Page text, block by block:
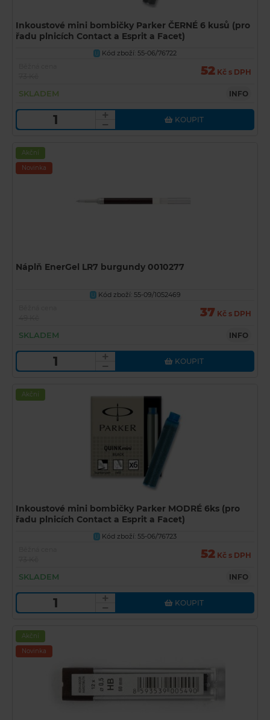
Inkoustové mini bombičky Parker ČERNÉ 6 kusů (pro
řadu plnicích Contact a Esprit a Facet)
U
Kód zboží: 55-06/76722
52 Kč s DPH
SKLADEM INFO
KOUPIT
Akční
Novinka
Náplň EnerGel LR7 burgundy 0010277
U Kód zboží: 55-09/1052469
37 Kč s DPH
SKLADEM INFO
KOUPIT
Akční
Inkoustové mini bombičky Parker MODRÉ 6ks (pro
řadu plnicích Contact a Esprit a Facet)
U
Kód zboží: 55-06/76723
52 Kč s DPH
SKLADEM INFO
KOUPIT
Akční
Novinka